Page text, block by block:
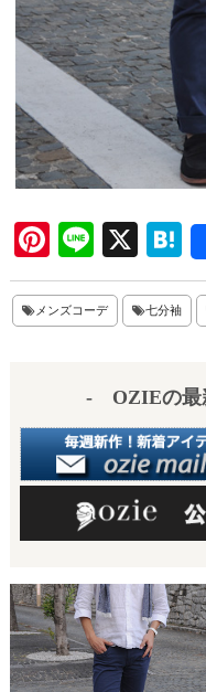
Pi
nt
er
Li
ne
X
H
at
メンズコーデ 七分袖
- OZIEの最